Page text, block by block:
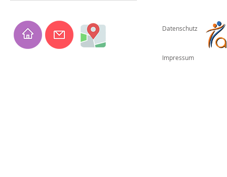
Datenschutz
Impressum